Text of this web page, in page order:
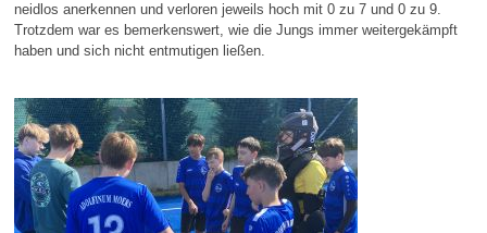
neidlos anerkennen und verloren jeweils hoch mit 0 zu 7 und 0 zu 9.
Trotzdem war es bemerkenswert, wie die Jungs immer weitergekämpft
haben und sich nicht entmutigen ließen.